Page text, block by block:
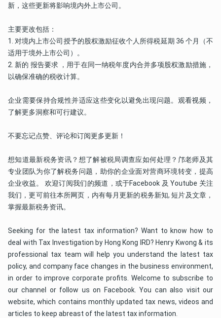
新，这些更新将影响境内外上市公司。
主要更改包括：
1. 对境内上市公司授予的股权激励征收个人所得税延期 36 个月（不
适用于境外上市公司）。
2. 新的 报告要求 ，用于在同一纳税年度内合并多项股权激励措施，
以确保准确的税收计算。
企业需要保持合规性并适应这些变化以避免出现问题。观看视频，
了解更多洞察和可行建议。
不要忘记点赞、评论和订阅更多更新！
想知道最新税务资讯？想了解被税局调查应如何处理？邝老师及其
专业团队为你了解税务问题，助你的企业面对营商环境转变，提高
企业收益。 欢迎订阅我们的频道，或于Facebook 及 Youtube 关注
我们，更可前往本所网页，内有每月更新的税务新知, 短片及文章，
掌握最新税务资讯。
Seeking for the latest tax information? Want to know how to
deal with Tax Investigation by Hong Kong IRD? Henry Kwong & its
professional tax team will help you understand the latest tax
policy, and company face changes in the business environment,
in order to improve corporate profits. Welcome to subscribe to
our channel or follow us on Facebook. You can also visit our
website, which contains monthly updated tax news, videos and
articles to keep abreast of the latest tax information.